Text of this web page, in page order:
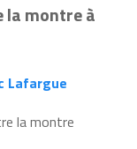
la montre à
Lafargue
la montre